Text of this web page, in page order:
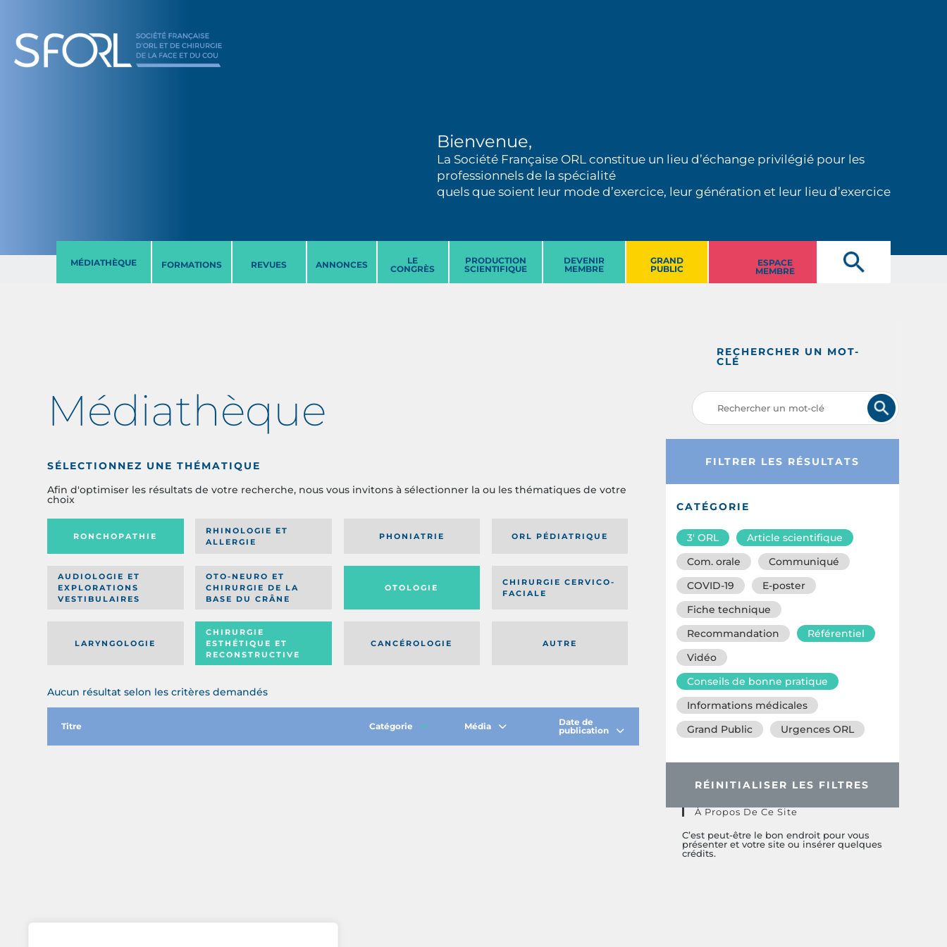
Bienvenue,
La Société Française ORL constitue un lieu d’échange privilégié pour les
professionnels de la spécialité
quels que soient leur mode d’exercice, leur génération et leur lieu d’exercice
MÉDIATHÈQUE FORMATIONS REVUES ANNONCES
LE
CONGRÈS
PRODUCTION
SCIENTIFIQUE
DEVENIR
MEMBRE
GRAND
PUBLIC
ESPACE
MEMBRE
Médiathèque
SÉLECTIONNEZ UNE THÉMATIQUE
Afin d'optimiser les résultats de votre recherche, nous vous invitons à sélectionner la ou les thématiques de votre
choix
RONCHOPATHIE
RHINOLOGIE ET
ALLERGIE
PHONIATRIE ORL PÉDIATRIQUE
AUDIOLOGIE ET
EXPLORATIONS
VESTIBULAIRES
OTO-NEURO ET
CHIRURGIE DE LA
BASE DU CRÂNE
OTOLOGIE
CHIRURGIE CERVICO-
FACIALE
AUTRE
LARYNGOLOGIE
CHIRURGIE
ESTHÉTIQUE ET
RECONSTRUCTIVE
CANCÉROLOGIE
Aucun résultat selon les critères demandés
Titre Catégorie Média
Date de
publication
RECHERCHER UN MOT-
CLÉ
FILTRER LES RÉSULTATS
CATÉGORIE
3′ ORL
Article scientifique
Com. orale
Communiqué
COVID-19
E-poster
Fiche technique
Recommandation
Référentiel
Vidéo
Conseils de bonne pratique
Informations médicales
Grand Public
Urgences ORL
RÉINITIALISER LES FILTRES
À Propos De Ce Site
C’est peut-être le bon endroit pour vous
présenter et votre site ou insérer quelques
crédits.